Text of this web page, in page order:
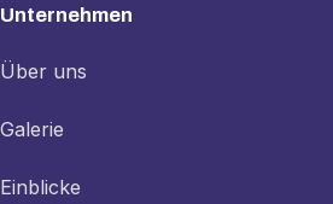
Unternehmen
Über uns
Galerie
Einblicke